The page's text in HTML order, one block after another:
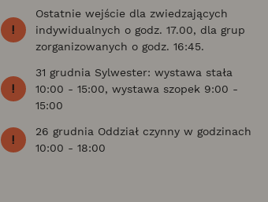
Ostatnie wejście dla zwiedzających
indywidualnych o godz. 17.00, dla grup
zorganizowanych o godz. 16:45.
31 grudnia Sylwester: wystawa stała
10:00 - 15:00, wystawa szopek 9:00 -
15:00
26 grudnia Oddział czynny w godzinach
10:00 - 18:00